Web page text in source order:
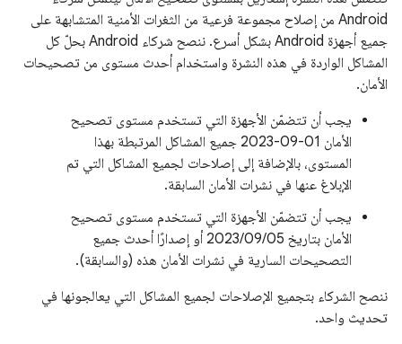
Android من إصلاح مجموعة فرعية من الثغرات الأمنية المتشابهة على
جميع أجهزة Android بشكل أسرع. ننصح شركاء Android بحلّ كل
المشاكل الواردة في هذه النشرة واستخدام أحدث مستوى من تصحيحات
الأمان.
يجب أن تتضمّن الأجهزة التي تستخدم مستوى تصحيح
الأمان ‎2023-09-01 جميع المشاكل المرتبطة بهذا
المستوى، بالإضافة إلى إصلاحات لجميع المشاكل التي تم
الإبلاغ عنها في نشرات الأمان السابقة.
يجب أن تتضمّن الأجهزة التي تستخدم مستوى تصحيح
الأمان بتاريخ 05‏/09‏/2023 أو إصدارًا أحدث جميع
التصحيحات السارية في نشرات الأمان هذه (والسابقة).
ننصح الشركاء بتجميع الإصلاحات لجميع المشاكل التي يعالجونها في
تحديث واحد.